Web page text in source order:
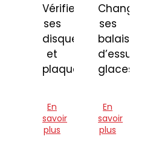
Vérifier
ses
disques
et
plaquettes
En
savoir
plus
Changer
ses
balais
d’essuie-
glaces
En
savoir
plus